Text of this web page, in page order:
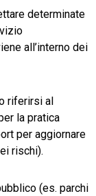
determinate
all’interno dei
riferirsi al
la pratica
per aggiornare
rischi).
(es. parchi